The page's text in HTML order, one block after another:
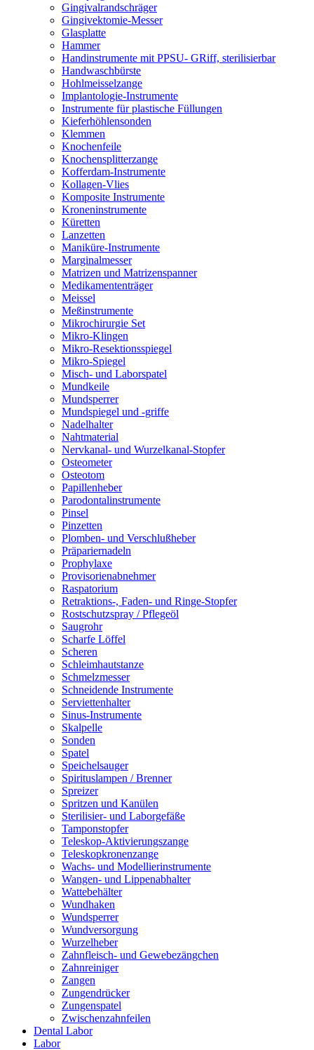
Gingivalrandschräger
Gingivektomie-Messer
Glasplatte
Hammer
Handinstrumente mit PPSU- GRiff, sterilisierbar
Handwaschbürste
Hohlmeisselzange
Implantologie-Instrumente
Instrumente für plastische Füllungen
Kieferhöhlensonden
Klemmen
Knochenfeile
Knochensplitterzange
Kofferdam-Instrumente
Kollagen-Vlies
Komposite Instrumente
Kroneninstrumente
Küretten
Lanzetten
Maniküre-Instrumente
Marginalmesser
Matrizen und Matrizenspanner
Medikamententräger
Meissel
Meßinstrumente
Mikrochirurgie Set
Mikro-Klingen
Mikro-Resektionsspiegel
Mikro-Spiegel
Misch- und Laborspatel
Mundkeile
Mundsperrer
Mundspiegel und -griffe
Nadelhalter
Nahtmaterial
Nervkanal- und Wurzelkanal-Stopfer
Osteometer
Osteotom
Papillenheber
Parodontalinstrumente
Pinsel
Pinzetten
Plomben- und Verschlußheber
Präpariernadeln
Prophylaxe
Provisorienabnehmer
Raspatorium
Retraktions-, Faden- und Ringe-Stopfer
Rostschutzspray / Pflegeöl
Saugrohr
Scharfe Löffel
Scheren
Schleimhautstanze
Schmelzmesser
Schneidende Instrumente
Serviettenhalter
Sinus-Instrumente
Skalpelle
Sonden
Spatel
Speichelsauger
Spirituslampen / Brenner
Spreizer
Spritzen und Kanülen
Sterilisier- und Laborgefäße
Tamponstopfer
Teleskop-Aktivierungszange
Teleskopkronenzange
Wachs- und Modellierinstrumente
Wangen- und Lippenabhalter
Wattebehälter
Wundhaken
Wundsperrer
Wundversorgung
Wurzelheber
Zahnfleisch- und Gewebezängchen
Zahnreiniger
Zangen
Zungendrücker
Zungenspatel
Zwischenzahnfeilen
Dental Labor
Labor